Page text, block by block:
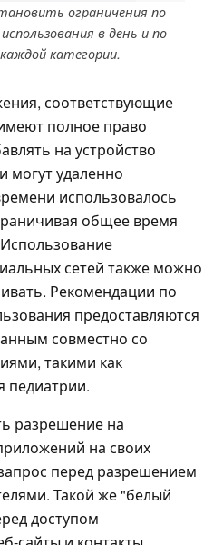
ограничения по
в день и по
категории.
соответствующие
полное право
на устройство
могут удаленно
использовалось
общее время
сетей также можно
Рекомендации по
предоставляются
совместно со
такими как
педиатрии.
разрешение на
на своих
перед разрешением
Такой же "белый
доступом